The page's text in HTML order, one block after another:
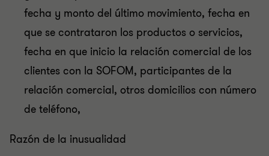
fecha y monto del último movimiento, fecha en
que se contrataron los productos o servicios,
fecha en que inicio la relación comercial de los
clientes con la SOFOM, participantes de la
relación comercial, otros domicilios con número
de teléfono,
Razón de la inusualidad